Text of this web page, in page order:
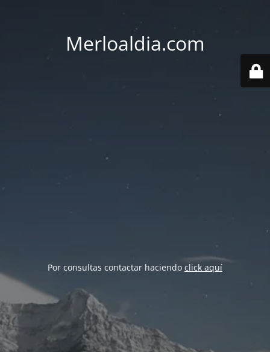
Merloaldia.com
Por consultas contactar haciendo click aquí